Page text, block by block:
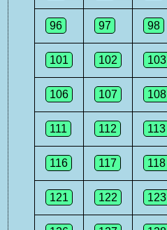
96 97 98
101 102 103
106 107 108
111 112 113
116 117 118
121 122 123